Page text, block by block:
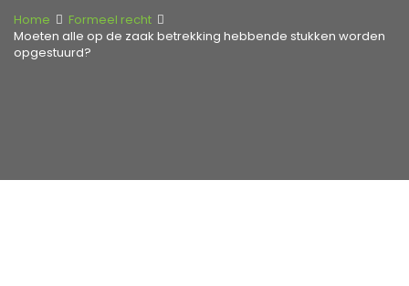
Home
Formeel recht
Moeten alle op de zaak betrekking hebbende stukken worden
opgestuurd?